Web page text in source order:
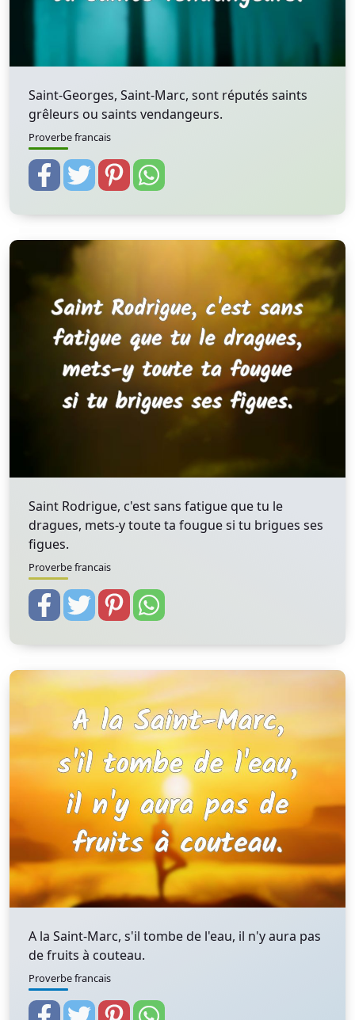
Saint-Georges, Saint-Marc, sont réputés saints
grêleurs ou saints vendangeurs.
Proverbe francais
Saint Rodrigue, c'est sans fatigue que tu le
dragues, mets-y toute ta fougue si tu brigues ses
figues.
Proverbe francais
A la Saint-Marc, s'il tombe de l'eau, il n'y aura pas
de fruits à couteau.
Proverbe francais